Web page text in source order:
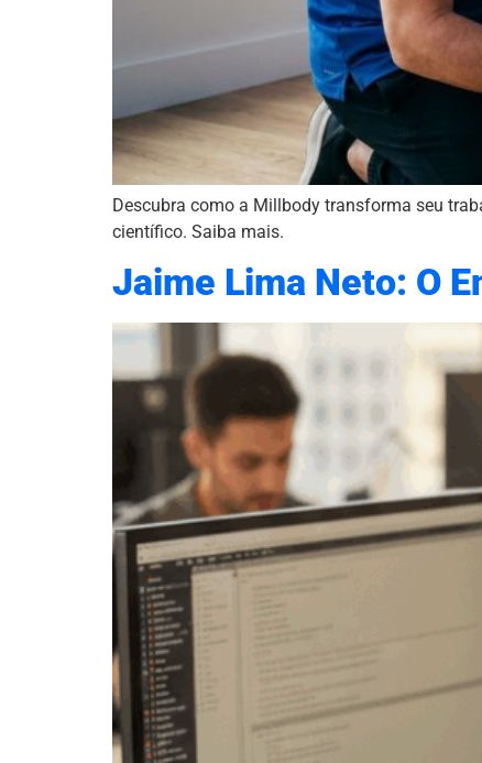
Descubra como a Millbody transforma seu
científico. Saiba mais.
Jaime Lima Neto: O